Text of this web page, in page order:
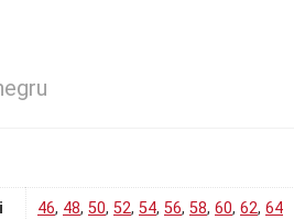
46, 48, 50, 52, 54, 56, 58, 60, 62, 64